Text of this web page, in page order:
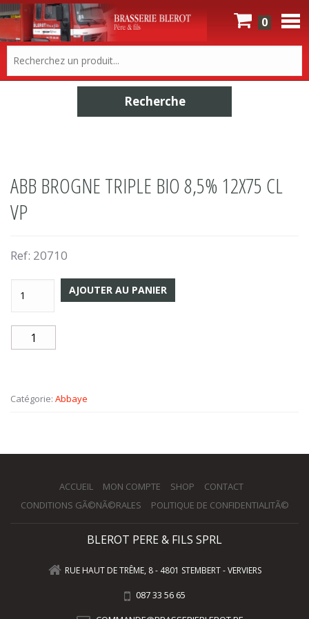
0
ABB BROGNE TRIPLE BIO 8,5% 12X75 CL
VP
Ref: 20710
AJOUTER AU PANIER
Catégorie: Abbaye
ACCUEIL MON COMPTE SHOP
CONTACT
CONDITIONS GÃ©NÃ©RALES
POLITIQUE DE CONFIDENTIALITÃ©
BLEROT PERE & FILS SPRL
RUE HAUT DE TRÊME, 8 - 4801 STEMBERT - VERVIERS
087 33 56 65